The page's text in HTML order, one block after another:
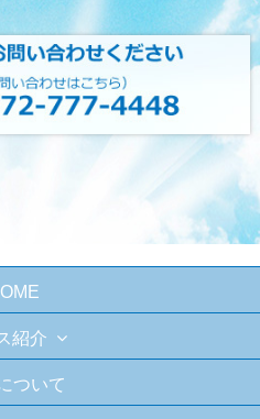
紹介
ついて